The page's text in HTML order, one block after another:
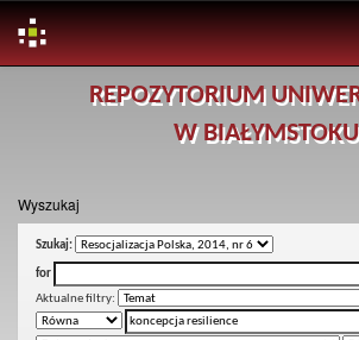
REPOZYTORIUM
W BIAŁYMSTOKU
Wyszukaj
Szukaj:
for
Aktualne filtry: